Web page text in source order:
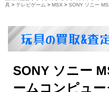
具> テレビゲーム > MSX > SONY ソニー
玩具の買取&査
SONY ソニー
ームコンピュ